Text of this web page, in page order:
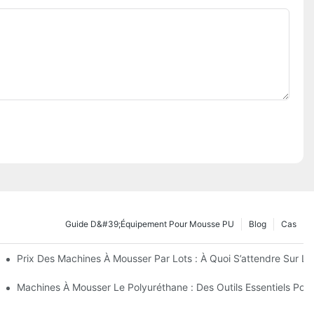
Cas
Blog
Guide D&#39;équipement Pour Mousse PU
Prix ​​des Machines À Mousser Par Lots : À Quoi S’attendre Sur
Le Coût
Machines À Mousser Le Polyuréthane : Des Outils Essentiels